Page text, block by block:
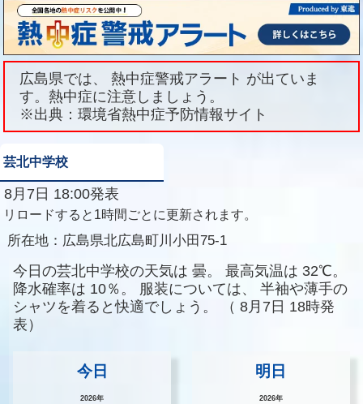
広島県では、 熱中症警戒アラート が出ていま
す。熱中症に注意しましょう。
※出典：環境省熱中症予防情報サイト
芸北中学校
8月7日 18:00発表
リロードすると1時間ごとに更新されます。
所在地： 広島県北広島町川小田75-1
今日の芸北中学校の天気は 曇。 最高気温は 32℃。
降水確率は 10％。 服装については、
半袖や薄手の
シャツを着ると快適でしょう。
（ 8月7日 18時発
表）
今日
2026年
明日
2026年